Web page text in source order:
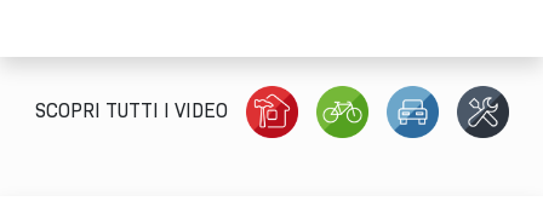
SCOPRI TUTTI I VIDEO